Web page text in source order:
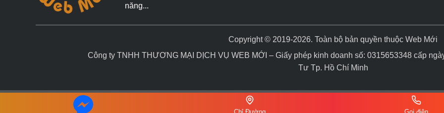
năng...
Copyright © 2019-2026. Toàn bộ bản quyền thuộc Web Mới
Công ty TNHH THƯƠNG MẠI DỊCH VỤ WEB MỚI – Giấy phép kinh doanh số: 0315653348 cấp
Tư Tp. Hồ Chí Minh